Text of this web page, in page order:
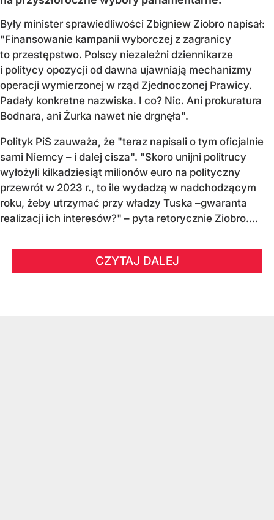
Były minister sprawiedliwości Zbigniew Ziobro napisał:
"Finansowanie kampanii wyborczej z zagranicy
to przestępstwo. Polscy niezależni dziennikarze
i politycy opozycji od dawna ujawniają mechanizmy
operacji wymierzonej w rząd Zjednoczonej Prawicy.
Padały konkretne nazwiska. I co? Nic. Ani prokuratura
Bodnara, ani Żurka nawet nie drgnęła".
Polityk PiS zauważa, że "teraz napisali o tym oficjalnie
sami Niemcy – i dalej cisza". "Skoro unijni politrucy
wyłożyli kilkadziesiąt milionów euro na polityczny
przewrót w 2023 r., to ile wydadzą w nadchodzącym
roku, żeby utrzymać przy władzy Tuska –gwaranta
realizacji ich interesów?" – pyta retorycznie Ziobro....
CZYTAJ DALEJ